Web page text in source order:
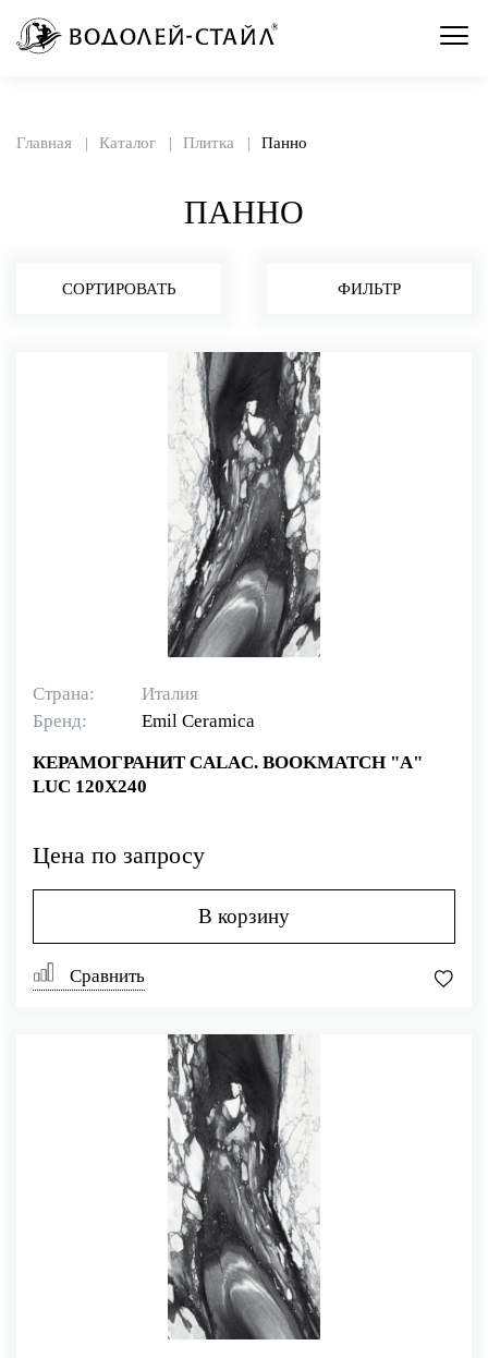
Главная Каталог Плитка Панно
ПАННО
СОРТИРОВАТЬ ФИЛЬТР
Страна:
Италия
Бренд:
Emil Ceramica
КЕРАМОГРАНИТ CALAC. BOOKMATCH "A"
LUC 120X240
Цена по запросу
В корзину
Сравнить